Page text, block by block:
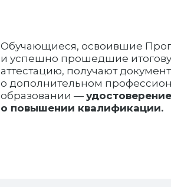
Обучающиеся, освоившие
и успешно прошедшие
аттестацию, получают документ
о дополнительном
образовании — удостоверение
о повышении квалификации.